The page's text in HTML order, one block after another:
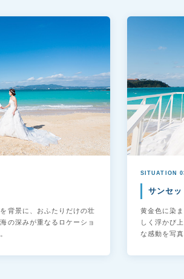
背景に、おふたりだけの壮
の深みが重なるロケーショ
SITUATION
サンセッ
黄金色に染
しく浮かび
な感動を写